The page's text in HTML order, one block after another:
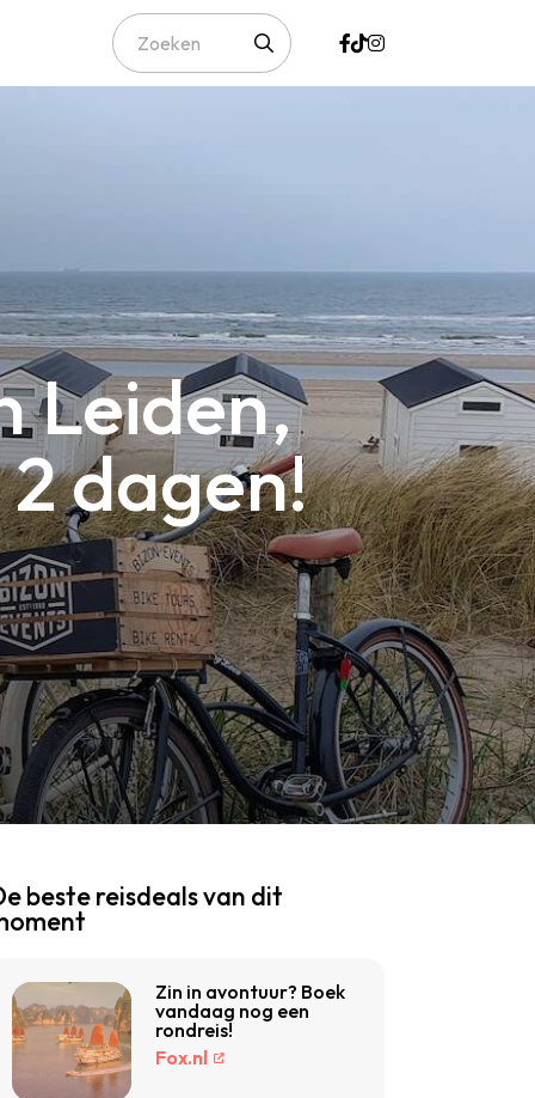
Leiden,
dagen!
beste reisdeals van dit
Zin in avontuur? Boek
vandaag nog een
rondreis!
Fox.nl